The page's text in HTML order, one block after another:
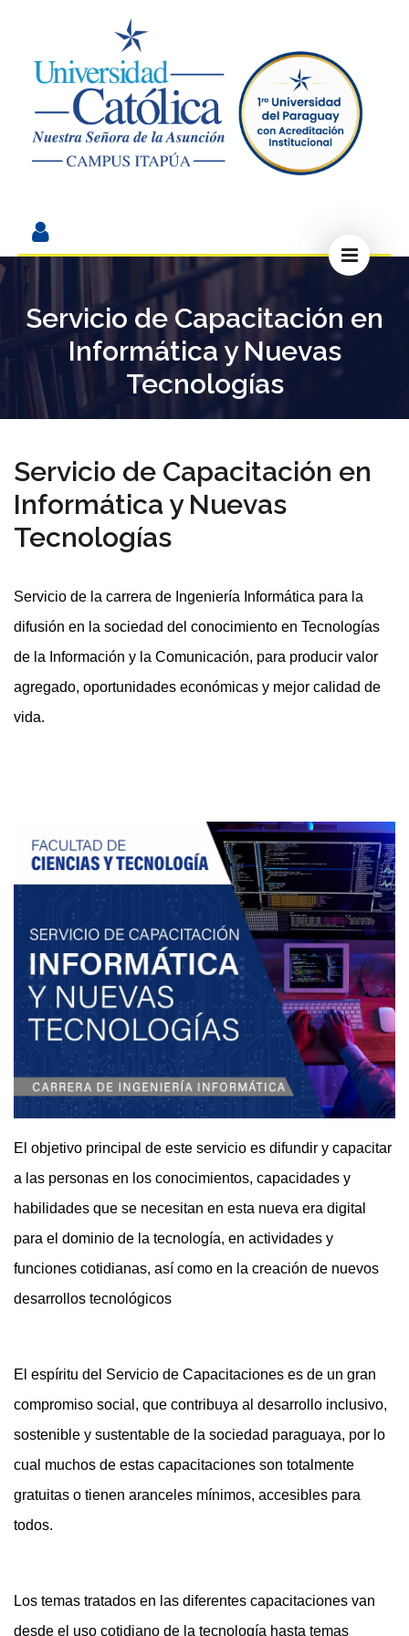
Servicio de Capacitación en
Informática y Nuevas
Tecnologías
Servicio de Capacitación en
Informática y Nuevas
Tecnologías
Servicio de la carrera de Ingeniería Informática para la
difusión en la sociedad del conocimiento en Tecnologías
de la Información y la Comunicación, para producir valor
agregado, oportunidades económicas y mejor calidad de
vida.
El objetivo principal de este servicio es difundir y capacitar
a las personas en los conocimientos, capacidades y
habilidades que se necesitan en esta nueva era digital
para el dominio de la tecnología, en actividades y
funciones cotidianas, así como en la creación de nuevos
desarrollos tecnológicos
El espíritu del Servicio de Capacitaciones es de un gran
compromiso social, que contribuya al desarrollo inclusivo,
sostenible y sustentable de la sociedad paraguaya, por lo
cual muchos de estas capacitaciones son totalmente
gratuitas o tienen aranceles mínimos, accesibles para
todos.
Los temas tratados en las diferentes capacitaciones van
desde el uso cotidiano de la tecnología hasta temas